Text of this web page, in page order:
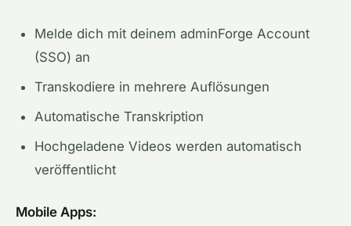
Melde dich mit deinem adminForge Account
(SSO) an
Transkodiere in mehrere Auflösungen
Automatische Transkription
Hochgeladene Videos werden automatisch
veröffentlicht
Mobile Apps: